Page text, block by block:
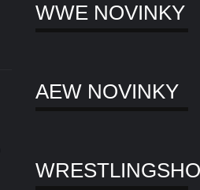
WWE NOVINKY
AEW NOVINKY